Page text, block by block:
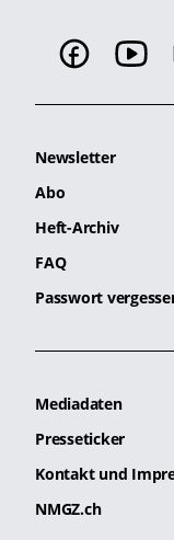
Newsletter
Abo
Heft-Archiv
FAQ
Passwort
Mediadaten
Presseticker
Kontakt und
NMGZ.ch